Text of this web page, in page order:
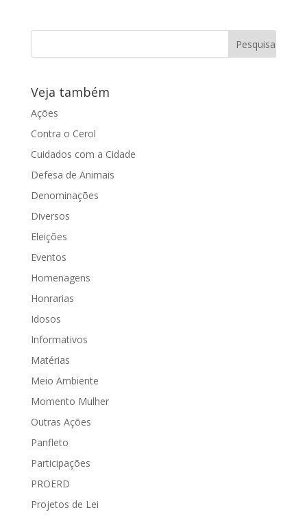
Veja também
Ações
Contra o Cerol
Cuidados com a Cidade
Defesa de Animais
Denominações
Diversos
Eleições
Eventos
Homenagens
Honrarias
Idosos
Informativos
Matérias
Meio Ambiente
Momento Mulher
Outras Ações
Panfleto
Participações
PROERD
Projetos de Lei